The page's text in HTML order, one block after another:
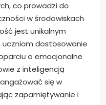
co prowadzi do
w środowiskach
jest unikalnym
dostosowanie
o emocjonalne
z inteligencją
się w
zapamiętywanie i